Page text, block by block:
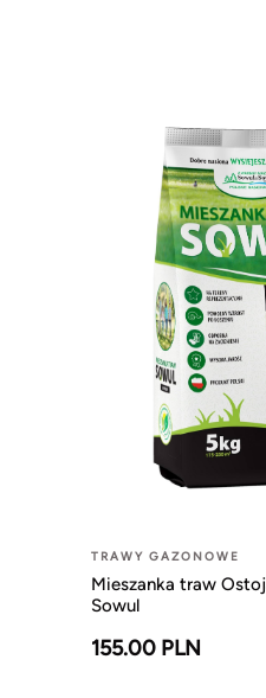
TRAWY GAZONOWE
Mieszanka traw
Sowul
155.00 PLN